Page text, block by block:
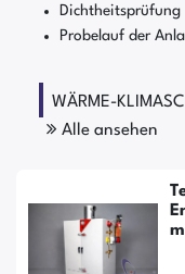
Dichtheitsprüfung
Probelauf der
WÄRME-
Alle ansehen